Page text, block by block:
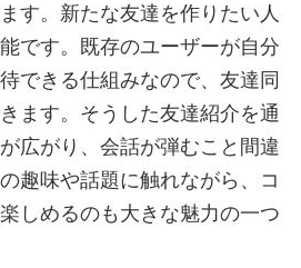
す。新たな友達を作りたい人
です。既存のユーザーが自分
できる仕組みなので、友達同
ます。そうした友達紹介を通
広がり、会話が弾むこと間違
趣味や話題に触れながら、コ
しめるのも大きな魅力の一つ